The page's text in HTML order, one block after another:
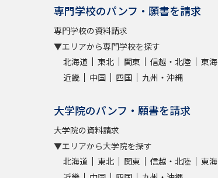
専門学校のパンフ・願書を請求
専門学校の資料請求
▼エリアから専門学校を探す
北海道
東北 関東 信越・北陸
東海
近畿
中国 四国 九州・沖縄
大学院のパンフ・願書を請求
大学院の資料請求
▼エリアから大学院を探す
北海道
東北 関東 信越・北陸
東海